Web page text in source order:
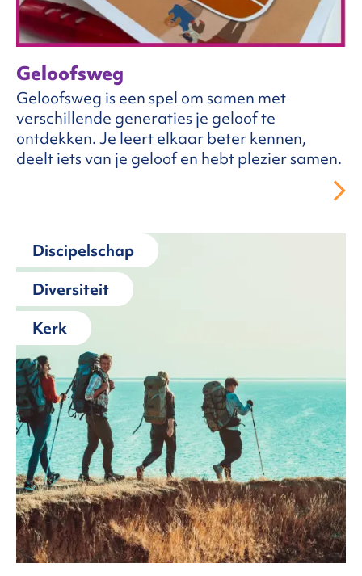
Geloofsweg
Geloofsweg is een spel om samen met
verschillende generaties je geloof te
ontdekken. Je leert elkaar beter kennen,
deelt iets van je geloof en hebt plezier samen.
Discipelschap
Diversiteit
Kerk